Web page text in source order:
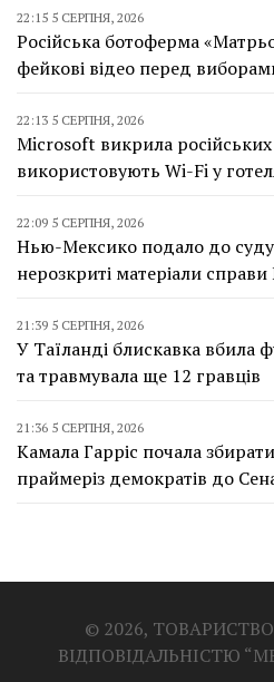
22:15 5 СЕРПНЯ, 2026
Російська ботоферма
фейкові відео перед
22:13 5 СЕРПНЯ, 2026
Microsoft викрила російських
використовують Wi-Fi у
22:09 5 СЕРПНЯ, 2026
Нью-Мексико подало до
нерозкриті матеріали
21:39 5 СЕРПНЯ, 2026
У Таїланді блискавка вбила
та травмувала ще 12 гравців
21:36 5 СЕРПНЯ, 2026
Камала Гарріс почала
праймеріз демократів до
© 2026,
ВІДПОВІДАЛЬНІСТЮ